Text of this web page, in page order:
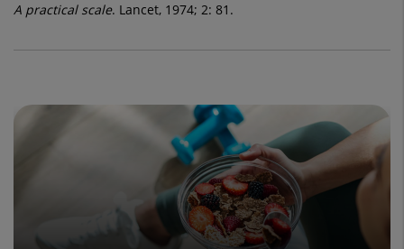
A practical scale. Lancet, 1974; 2: 81.